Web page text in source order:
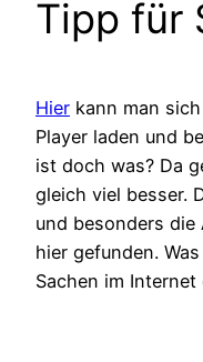
Tipp für
Hier kann man
Player laden und
ist doch was? Da
gleich viel besser.
und besonders die
hier gefunden.
Sachen im Internet